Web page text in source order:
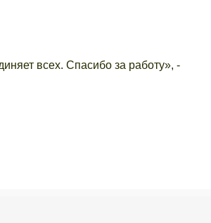
всех. Спасибо за работу», -